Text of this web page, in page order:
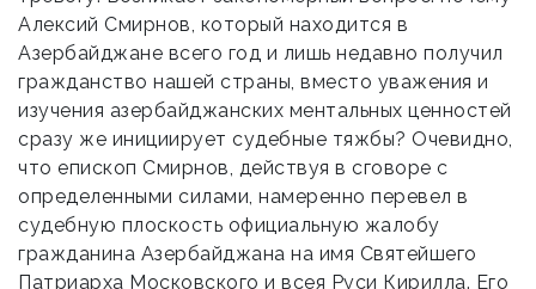
Алексий Смирнов, который находится в
Азербайджане всего год и лишь недавно получил
гражданство нашей страны, вместо уважения и
изучения азербайджанских ментальных ценностей
сразу же инициирует судебные тяжбы? Очевидно,
что епископ Смирнов, действуя в сговоре с
определенными силами, намеренно перевел в
судебную плоскость официальную жалобу
гражданина Азербайджана на имя Святейшего
Патриарха Московского и всея Руси Кирилла. Его